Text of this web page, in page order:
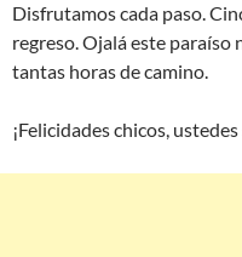
Disfrutamos cada paso.
regreso. Ojalá este
tantas horas de camino.
¡Felicidades chicos,